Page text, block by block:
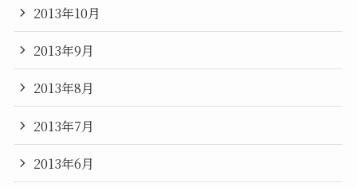
2013年10月
2013年9月
2013年8月
2013年7月
2013年6月